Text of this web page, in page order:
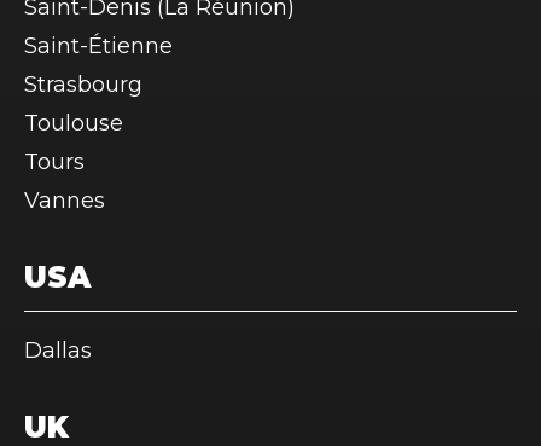
Saint-Denis (La Réunion)
Saint-Étienne
Strasbourg
Toulouse
Tours
Vannes
USA
Dallas
UK